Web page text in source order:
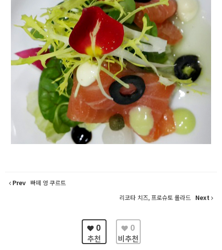
Prev 빠떼 엉 쿠르트
리코타 치즈, 프로슈토 롤라드
Next
0
추천
0
비추천